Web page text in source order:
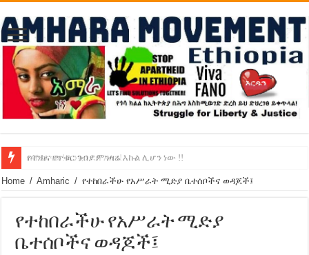
የባንክና የጥቁር ገብያ ምንዛሬ እኩል ሊሆን ነው !!
አሸንፈናል ! እንኳን ደስ አለን!
Home / Amharic / የተከበራችሁ የአሥራት ሚድያ ቤተሰቦችና ወዳጆች፤
የተከበራችሁ የአሥራት ሚድያ
ቤተሰቦችና ወዳጆች፤